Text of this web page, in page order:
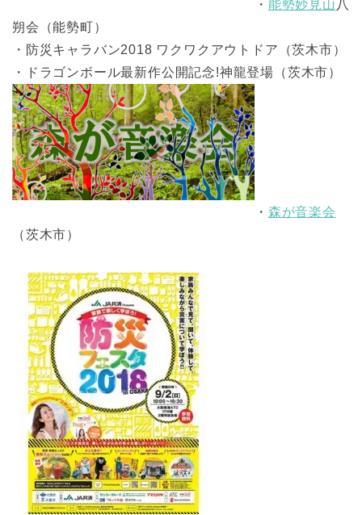
・ 能勢妙見山 八
朔会（能勢町）
・防災キャラバン2018 ワクワクアウトドア（茨木市）
・ドラゴンボール最新作公開記念!神龍登場（茨木市）
・ 森が音楽会
（茨木市）